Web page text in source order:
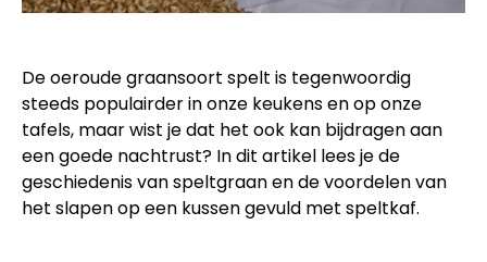
De oeroude graansoort spelt is tegenwoordig
steeds populairder in onze keukens en op onze
tafels, maar wist je dat het ook kan bijdragen aan
een goede nachtrust? In dit artikel lees je de
geschiedenis van speltgraan en de voordelen van
het slapen op een kussen gevuld met speltkaf.